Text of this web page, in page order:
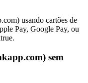
usando cartões de
Pay, Google Pay, ou
sem